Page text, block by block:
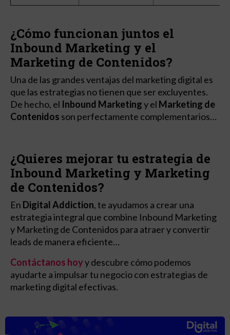
¿Cómo funcionan juntos el
Inbound Marketing y el
Marketing de Contenidos?
Una de las grandes ventajas del marketing digital es
que las estrategias no tienen que ser excluyentes.
De hecho, el Inbound Marketingy el Marketing de
Contenidos son perfectamente complementarios…
¿Quieres mejorar tu estrategia de
Inbound Marketing y Marketing
de Contenidos?
En Digital Addiction, te ayudamos a crear una
estrategia integral que combine Inbound Marketing
y Marketing de Contenidos para atraer y convertir
leads de manera eficiente…
Contáctanos hoyy descubre cómo podemos
ayudarte a impulsar tu negocio con estrategias de
marketing digital efectivas.